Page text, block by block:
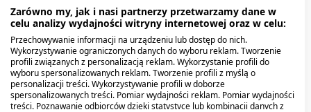
Morwa Biała forte +
Berberyna, tabletki, 60
szt.
28,89 zł
Dicodral 60, elektrolity,
12 saszetek
11,00 zł
Zarówno my, jak i nasi partnerzy przetwarzamy dane w
celu analizy wydajności witryny internetowej oraz w celu:
Przechowywanie informacji na urządzeniu lub dostęp do nich.
Wykorzystywanie ograniczonych danych do wyboru reklam. Tworzenie
profili związanych z personalizacją reklam. Wykorzystanie profili do
wyboru spersonalizowanych reklam. Tworzenie profili z myślą o
personalizacji treści. Wykorzystywanie profili w doborze
spersonalizowanych treści. Pomiar wydajności reklam. Pomiar wydajności
treści. Poznawanie odbiorców dzięki statystyce lub kombinacji danych z